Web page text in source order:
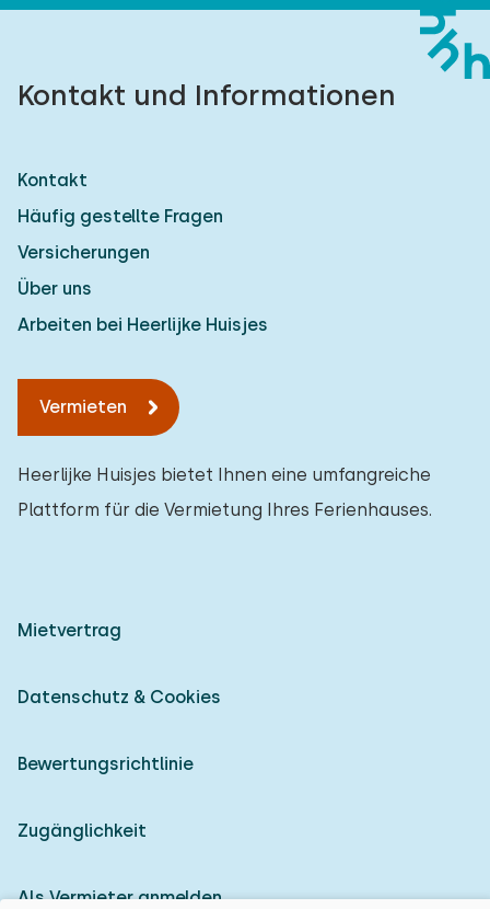
Kontakt und Informationen
Kontakt
Häufig gestellte Fragen
Versicherungen
Über uns
Arbeiten bei Heerlijke Huisjes
Vermieten
Heerlijke Huisjes bietet Ihnen eine umfangreiche
Plattform für die Vermietung Ihres Ferienhauses.
Mietvertrag
Datenschutz & Cookies
Bewertungsrichtlinie
Zugänglichkeit
Als Vermieter anmelden